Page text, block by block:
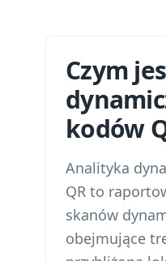
Czym
kodów
Analityka
QR to
skanów
obejmujące